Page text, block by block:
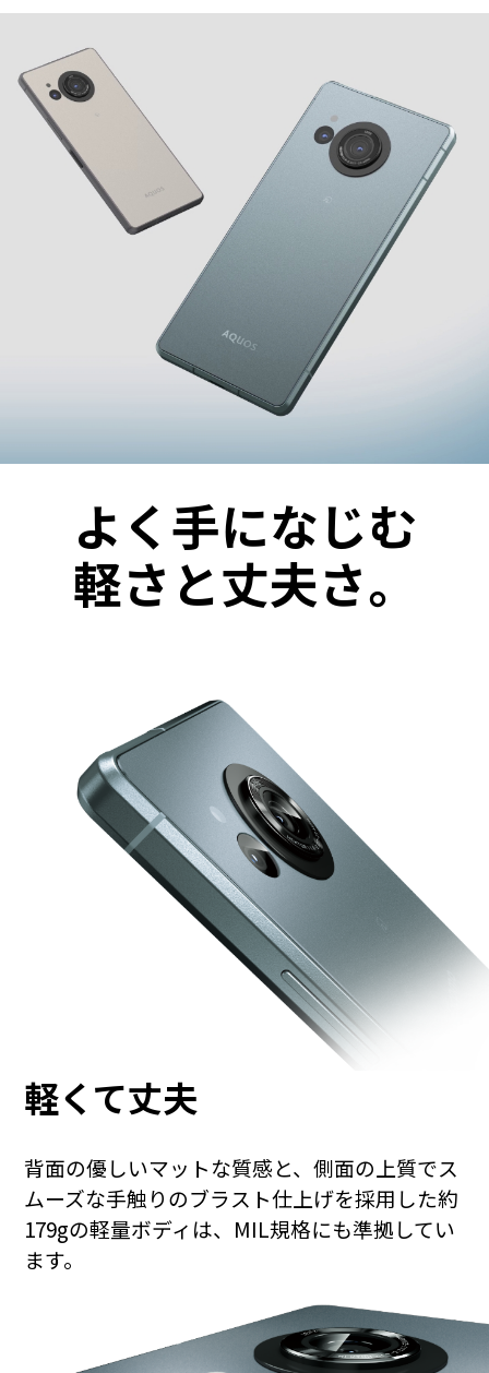
よく手になじむ
軽さと丈夫さ。
軽くて丈夫
背面の優しいマットな質感と、側面の上質でス
ムーズな手触りのブラスト仕上げを採用した約
179gの軽量ボディは、MIL規格にも準拠してい
ます。